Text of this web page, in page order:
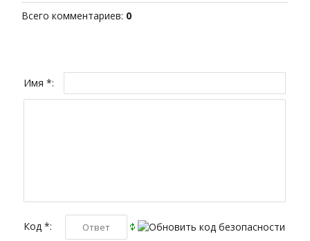
Всего комментариев: 0
Имя *:
Код *: